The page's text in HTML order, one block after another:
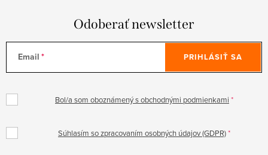
Odoberať newsletter
Email
Bol/a som oboznámený s obchodnými podmienkami
Súhlasím so zpracovaním osobných údajov (GDPR)
PRIHLÁSIŤ SA